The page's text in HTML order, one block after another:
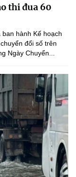
thi đua 60
hành Kế hoạch
đổi số trên
Ngày Chuyển...